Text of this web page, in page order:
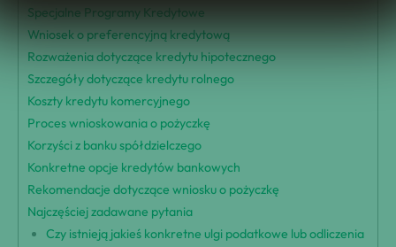
Specjalne Programy Kredytowe
Wniosek o preferencyjną kredytową
Rozważenia dotyczące kredytu hipotecznego
Szczegóły dotyczące kredytu rolnego
Koszty kredytu komercyjnego
Proces wnioskowania o pożyczkę
Korzyści z banku spółdzielczego
Konkretne opcje kredytów bankowych
Rekomendacje dotyczące wniosku o pożyczkę
Najczęściej zadawane pytania
Czy istnieją jakieś konkretne ulgi podatkowe lub odliczenia